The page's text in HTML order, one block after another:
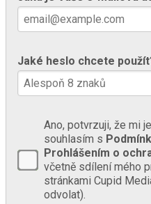
Jaké heslo chcete
Ano, potvrzuji, že mi
souhlasím s
Prohlášením o
včetně sdílení mého
stránkami Cupid
odvolat).